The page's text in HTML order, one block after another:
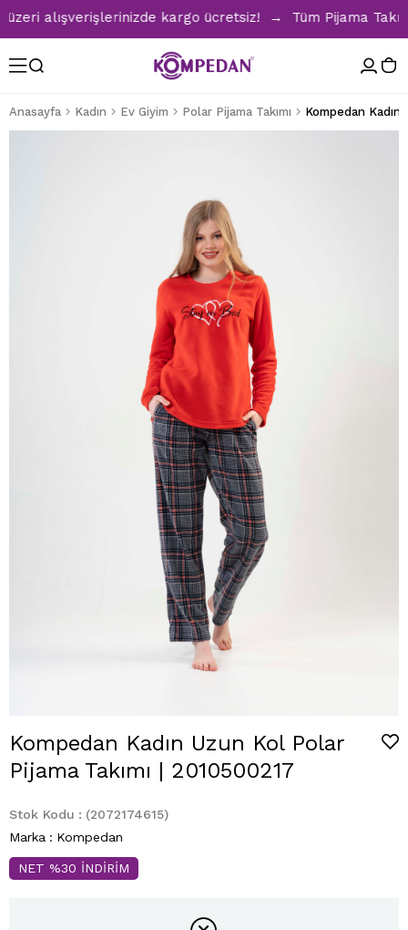
alışverişlerinizde kargo ücretsiz! → Tüm Pijama
Anasayfa Kadın Ev Giyim Polar Pijama Takımı
Kompedan Kadın Uzun Kol Polar
Pijama Takımı | 2010500217
Stok Kodu
(2072174615)
Marka : Kompedan
NET %30 İNDİRİM